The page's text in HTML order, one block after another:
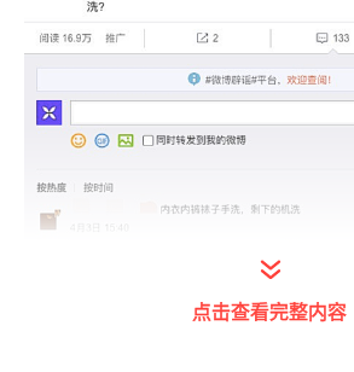
从读者的反馈来看，习惯手洗内
家普遍觉得，贴身穿的衣服丢进洗衣
点击查看完整内容